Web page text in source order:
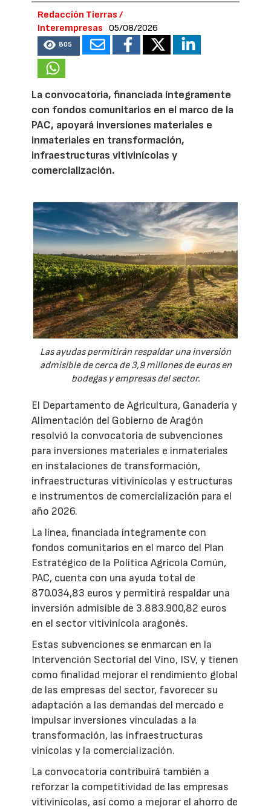
Redacción Tierras /
Interempresas
05/08/2026
805
La convocatoria, financiada íntegramente
con fondos comunitarios en el marco de la
PAC, apoyará inversiones materiales e
inmateriales en transformación,
infraestructuras vitivinícolas y
comercialización.
Las ayudas permitirán respaldar una inversión
admisible de cerca de 3,9 millones de euros en
bodegas y empresas del sector.
El Departamento de Agricultura, Ganadería y
Alimentación del Gobierno de Aragón
resolvió la convocatoria de subvenciones
para inversiones materiales e inmateriales
en instalaciones de transformación,
infraestructuras vitivinícolas y estructuras
e instrumentos de comercialización para el
año 2026.
La línea, financiada íntegramente con
fondos comunitarios en el marco del Plan
Estratégico de la Política Agrícola Común,
PAC, cuenta con una ayuda total de
870.034,83 euros y permitirá respaldar una
inversión admisible de 3.883.900,82 euros
en el sector vitivinícola aragonés.
Estas subvenciones se enmarcan en la
Intervención Sectorial del Vino, ISV, y tienen
como finalidad mejorar el rendimiento global
de las empresas del sector, favorecer su
adaptación a las demandas del mercado e
impulsar inversiones vinculadas a la
transformación, las infraestructuras
vinícolas y la comercialización.
La convocatoria contribuirá también a
reforzar la competitividad de las empresas
vitivinícolas, así como a mejorar el ahorro de